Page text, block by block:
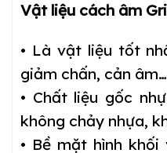
Vật liệu cách âm
• Là vật liệu tốt
giảm chấn, cản âm…
• Chất liệu gốc
không chảy nhựa,
• Bề mặt hình